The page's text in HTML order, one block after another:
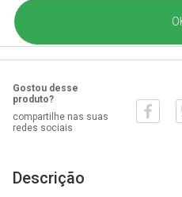
Gostou desse
produto?
compartilhe nas suas
redes sociais
Descrição